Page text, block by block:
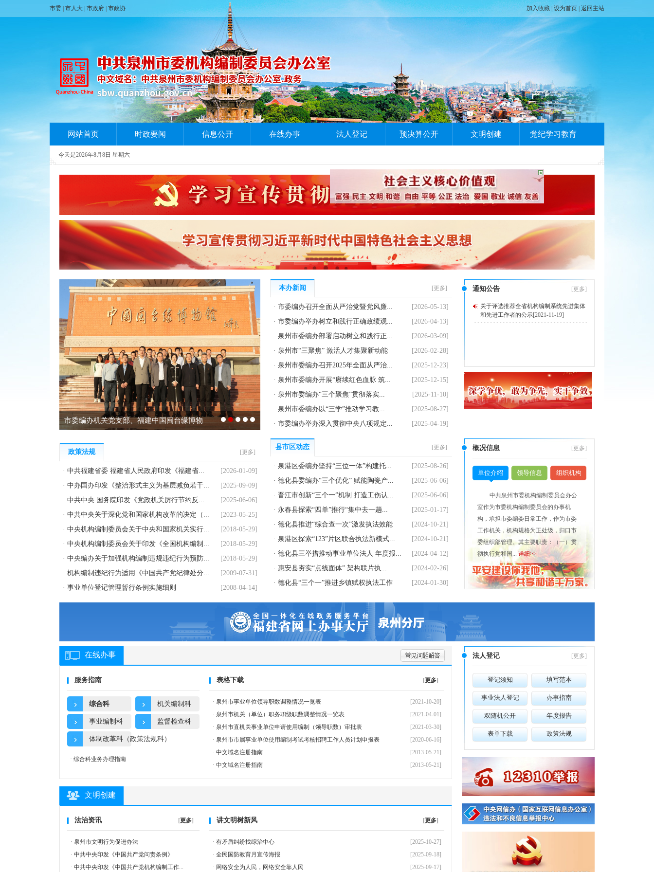
市委 市人大 市政府 市政协 加入收藏 设为首页 返回主站
网站首页 时政要闻 信息公开 在线办事 法人登记 预决算公开 文明创建 党纪学习教育
今天是2026年8月8日 星期六
市委编办机关党支部、福建中国闽台缘博物
本办新闻 [更多]
[2026-05-13]
· 市委编办召开全面从严治党暨党风廉...
[2026-04-13]
· 市委编办举办树立和践行正确政绩观...
[2026-03-09]
· 泉州市委编办部署启动树立和践行正...
[2026-02-28]
· 泉州市“三聚焦” 激活人才集聚新动能
[2025-12-23]
· 泉州市委编办召开2025年全面从严治...
[2025-12-15]
· 泉州市委编办开展“赓续红色血脉 筑...
[2025-11-10]
· 泉州市委编办“三个聚焦”贯彻落实...
[2025-08-27]
· 泉州市委编办以“三学”推动学习教...
[2025-04-19]
· 市委编办举办深入贯彻中央八项规定...
[更多]
通知公告
关于评选推荐全省机构编制系统先进集体
和先进工作者的公示[2021-11-19]
政策法规 [更多]
[2026-01-09]
· 中共福建省委 福建省人民政府印发《福建省...
[2025-09-09]
· 中办国办印发《整治形式主义为基层减负若干...
[2025-06-06]
· 中共中央 国务院印发《党政机关厉行节约反...
[2023-05-25]
· 中共中央关于深化党和国家机构改革的决定（...
[2018-05-29]
· 中央机构编制委员会关于中央和国家机关实行...
[2018-05-29]
· 中央机构编制委员会关于印发《全国机构编制...
[2018-05-29]
· 中央编办关于加强机构编制违规违纪行为预防...
[2009-07-31]
· 机构编制违纪行为适用《中国共产党纪律处分...
[2008-04-14]
· 事业单位登记管理暂行条例实施细则
县市区动态 [更多]
[2025-08-26]
· 泉港区委编办坚持“三位一体”构建托...
[2025-06-06]
· 德化县委编办“三个优化” 赋能陶瓷产...
[2025-06-06]
· 晋江市创新“三个一”机制 打造工伤认...
[2025-01-17]
· 永春县探索“四单”推行“集中去一趟...
[2024-10-21]
· 德化县推进“综合查一次”激发执法效能
[2024-10-21]
· 泉港区探索“123”片区联合执法新模式...
[2024-04-12]
· 德化县三举措推动事业单位法人 年度报...
[2024-02-26]
· 惠安县夯实“点线面体” 架构联片执...
[2024-01-30]
· 德化县“三个一”推进乡镇赋权执法工作
[更多]
概况信息
单位介绍 领导信息 组织机构
中共泉州市委机构编制委员会办公
室作为市委机构编制委员会的办事机
构，承担市委编委日常工作，作为市委
工作机关，机构规格为正处级，归口市
委组织部管理。其主要职责：（一）贯
彻执行党和国... 详细>>
在线办事
服务指南
综合科 机关编制科
事业编制科 监督检查科
体制改革科（政策法规科）
· 综合科业务办理指南
[更多]
表格下载
[2021-10-20]
· 泉州市事业单位领导职数调整情况一览表
[2021-04-01]
· 泉州市机关（单位）职务职级职数调整情况一览表
[2021-03-30]
· 泉州市直机关事业单位申请使用编制（领导职数）审批表
[2020-06-16]
· 泉州市市属事业单位使用编制考试考核招聘工作人员计划申报表
[2013-05-21]
· 中文域名注册指南
[2013-05-21]
· 中文域名注册指南
文明创建
[更多]
法治资讯
· 泉州市文明行为促进办法
· 中共中央印发《中国共产党问责条例》
· 中共中央印发《中国共产党机构编制工作...
[更多]
讲文明树新风
[2025-10-27]
· 有矛盾纠纷找综治中心
[2025-09-18]
· 全民国防教育月宣传海报
[2025-09-17]
· 网络安全为人民，网络安全靠人民
[更多]
法人登记
登记须知 填写范本
事业法人登记 办事指南
双随机公开 年度报告
表单下载 政策法规